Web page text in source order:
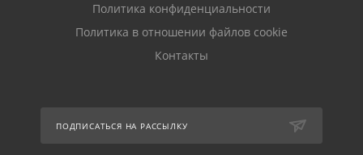
Политика конфиденциальности
Политика в отношении файлов cookie
Контакты
ПОДПИСАТЬСЯ НА РАССЫЛКУ